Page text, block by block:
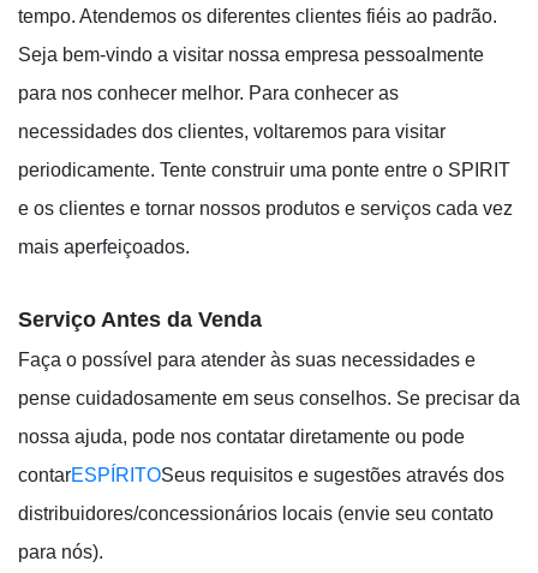
tempo. Atendemos os diferentes clientes fiéis ao padrão.
Seja bem-vindo a visitar nossa empresa pessoalmente
para nos conhecer melhor. Para conhecer as
necessidades dos clientes, voltaremos para visitar
periodicamente. Tente construir uma ponte entre o SPIRIT
e os clientes e tornar nossos produtos e serviços cada vez
mais aperfeiçoados.
Serviço Antes da Venda
Faça o possível para atender às suas necessidades e
pense cuidadosamente em seus conselhos. Se precisar da
nossa ajuda, pode nos contatar diretamente ou pode
contarESPÍRITOSeus requisitos e sugestões através dos
distribuidores/concessionários locais (envie seu contato
para nós).